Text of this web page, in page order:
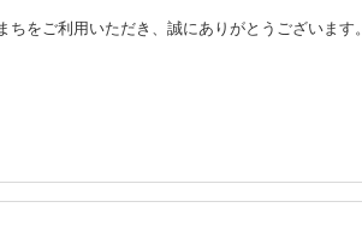
ちをご利用いただき、誠にありがとうございま